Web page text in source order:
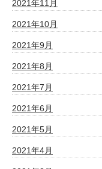
2021年11月
2021年10月
2021年9月
2021年8月
2021年7月
2021年6月
2021年5月
2021年4月